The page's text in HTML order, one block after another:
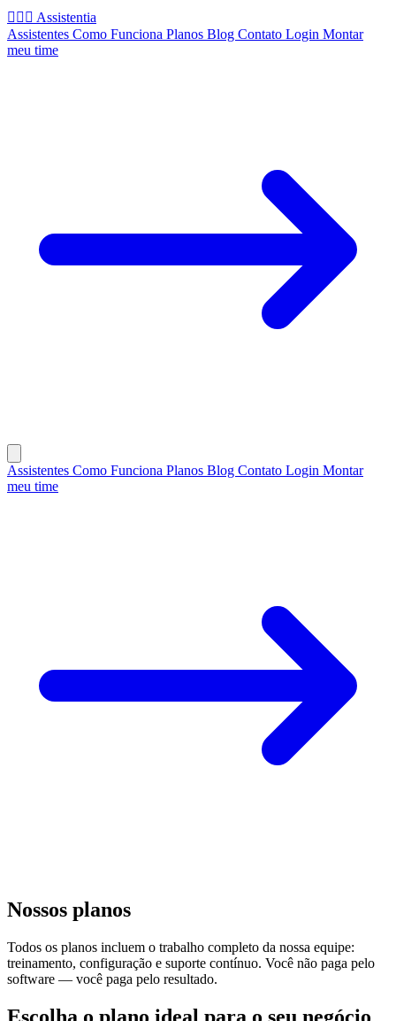
🧚🏻‍♂️ Assistentia
Assistentes Como Funciona Planos Blog Contato Login Montar
meu time
Assistentes Como Funciona Planos Blog Contato Login Montar
meu time
Nossos planos
Todos os planos incluem o trabalho completo da nossa equipe:
treinamento, configuração e suporte contínuo. Você não paga pelo
software — você paga pelo resultado.
Escolha o plano ideal para o seu negócio